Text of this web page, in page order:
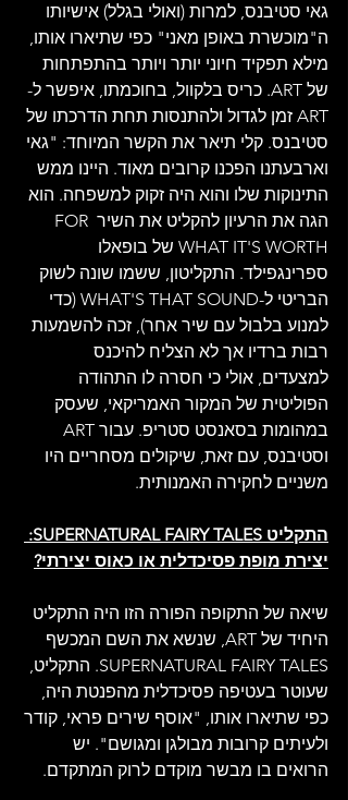
גאי סטיבנס, למרות (ואולי בגלל) אישיותו
ה"מוכשרת באופן מאני" כפי שתיארו אותו,
מילא תפקיד חיוני יותר ויותר בהתפתחות
של ART. כריס בלקוול, בחוכמתו, איפשר ל-
ART זמן לגדול ולהתנסות תחת הדרכתו של
סטיבנס. קלי תיאר את הקשר המיוחד: "גאי
וארבעתנו הפכנו קרובים מאוד. היינו ממש
התינוקות שלו והוא היה זקוק למשפחה. הוא
הגה את הרעיון להקליט את השיר FOR
WHAT IT'S WORTH של בופאלו
ספרינגפילד. התקליטון, ששמו שונה לשוק
הבריטי ל-WHAT'S THAT SOUND (כדי
למנוע בלבול עם שיר אחר), זכה להשמעות
רבות ברדיו אך לא הצליח להיכנס
למצעדים, אולי כי חסרה לו התהודה
הפוליטית של המקור האמריקאי, שעסק
וסטיבנס, עם זאת, שיקולים מסחריים היו
משניים לחקירה האמנותית.
התקליט SUPERNATURAL FAIRY TALES:
יצירת מופת פסיכדלית או כאוס יצירתי?
שיאה של התקופה הפורה הזו היה התקליט
היחיד של ART, שנשא את השם המכשף
SUPERNATURAL FAIRY TALES. התקליט,
שעוטר בעטיפה פסיכדלית מהפנטת היה,
כפי שתיארו אותו, "אוסף שירים פראי, קודר
ולעיתים קרובות מבולגן ומגושם". יש
הרואים בו מבשר מוקדם לרוק המתקדם.